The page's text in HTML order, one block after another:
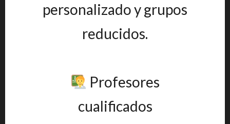
personalizado y grupos
reducidos.
Profesores
cualificados